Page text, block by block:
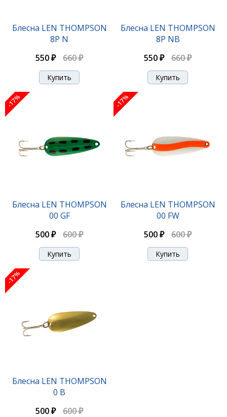
Блесна LEN THOMPSON
8P N
550 ₽
660 ₽
Блесна LEN THOMPSON
8P NB
550 ₽
660 ₽
-17%
Блесна LEN THOMPSON
00 GF
500 ₽
600 ₽
-17%
Блесна LEN THOMPSON
00 FW
500 ₽
600 ₽
-17%
Блесна LEN THOMPSON
0 B
500 ₽
600 ₽